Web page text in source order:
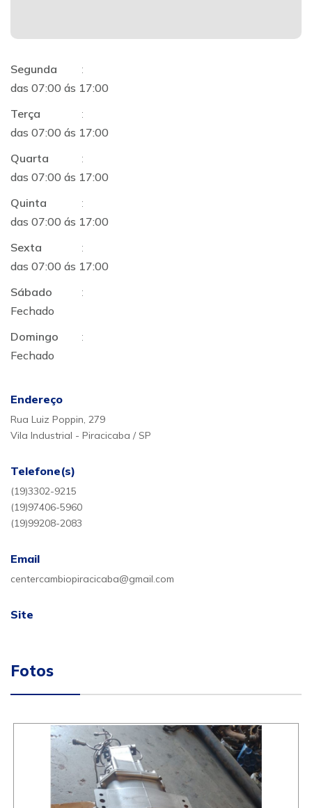
Segunda
:
das 07:00 ás 17:00
Terça
:
das 07:00 ás 17:00
Quarta
:
das 07:00 ás 17:00
Quinta
:
das 07:00 ás 17:00
Sexta
:
das 07:00 ás 17:00
Sábado
:
Fechado
Domingo
:
Fechado
Endereço
Rua Luiz Poppin, 279
Vila Industrial - Piracicaba / SP
Telefone(s)
(19)3302-9215
(19)97406-5960
(19)99208-2083
Email
centercambiopiracicaba@gmail.com
Site
Fotos